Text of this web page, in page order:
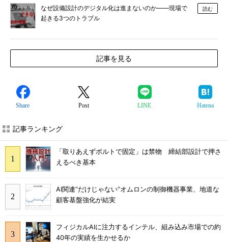
なぜ設備設計のデジタル化は進まないのか――現場で
起きる3つのトラブル
読む
記事を見る
Share Post LINE Hatena
記事ランキング
「取りあえずボルトで固定」は禁物 締結部設計で押さ
えるべき基本
AI関連“だけじゃない”オムロンの制御機器事業、地道な
顧客基盤強化が結実
フィジカルAIに注力するインテル、組み込み市場での約
40年の実績を生かせるか